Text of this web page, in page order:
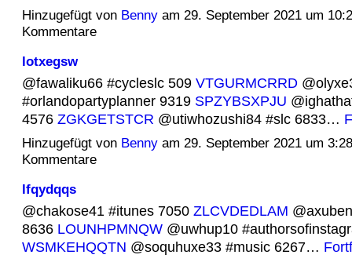
Hinzugefügt von Bennyam 29. September 2021 um
Kommentare
lotxegsw
@fawaliku66 #cycleslc 509 VTGURMCRRD
#orlandopartyplanner 9319 SPZYBSXPJU
4576 ZGKGETSTCR @utiwhozushi84 #slc 6833…
Hinzugefügt von Bennyam 29. September 2021 um
Kommentare
lfqydqqs
@chakose41 #itunes 7050 ZLCVDEDLAM
8636 LOUNHPMNQW@uwhup10
WSMKEHQQTN @soquhuxe33 #music 6267…